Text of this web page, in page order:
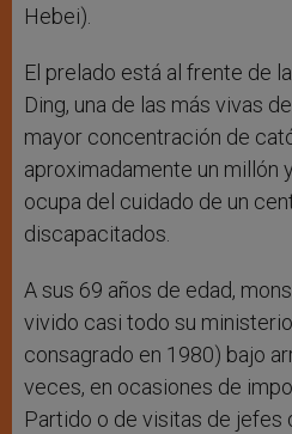
Hebei).
El prelado está al frente de
Ding, una de las más vivas
mayor concentración de
aproximadamente un millón
ocupa del cuidado de un
discapacitados.
A sus 69 años de edad,
vivido casi todo su
consagrado en 1980) bajo
veces, en ocasiones de
Partido o de visitas de jefes